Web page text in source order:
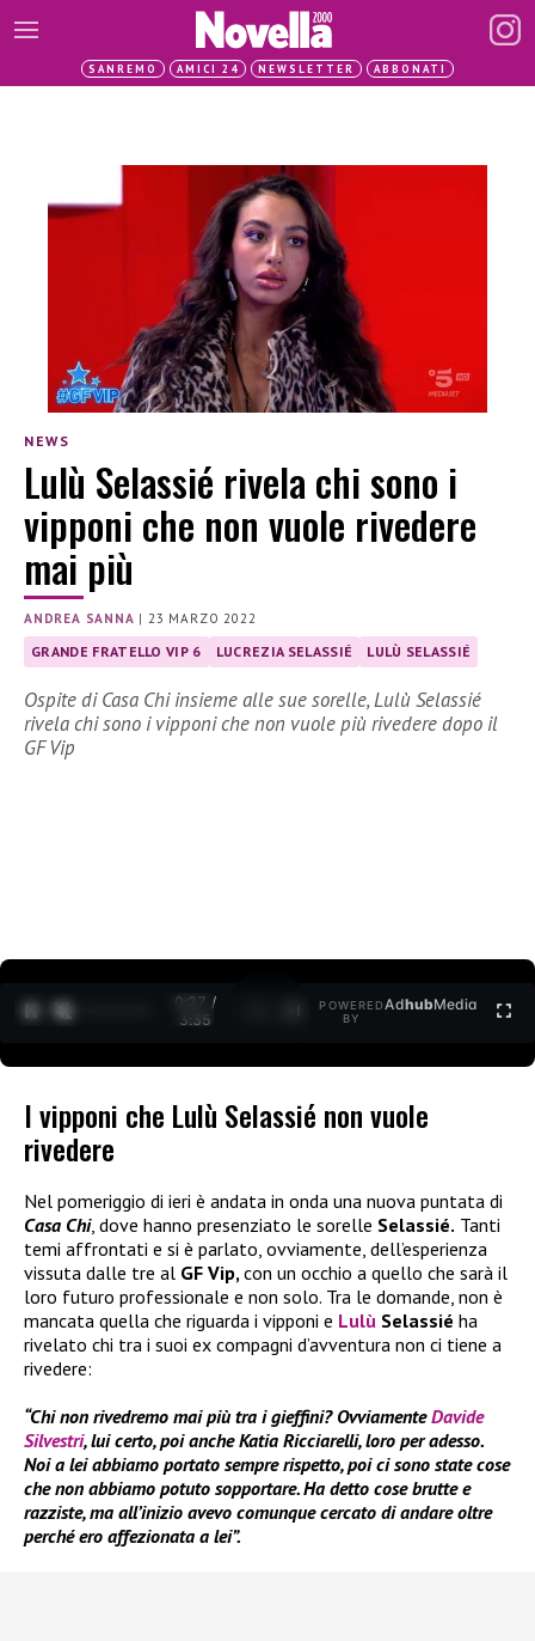
SANREMO AMICI 24 NEWSLETTER ABBONATI
NEWS
Lulù Selassié rivela chi sono i
vipponi che non vuole rivedere
mai più
ANDREA SANNA |23 MARZO 2022
GRANDE FRATELLO VIP 6 LUCREZIA SELASSIÉ LULÙ SELASSIÉ
Ospite di Casa Chi insieme alle sue sorelle, Lulù Selassié
rivela chi sono i vipponi che non vuole più rivedere dopo il
GF Vip
0:27 /
3:35
POWERED
BY
AdhubMedia
I vipponi che Lulù Selassié non vuole
rivedere
Nel pomeriggio di ieri è andata in onda una nuova puntata di
Casa Chi, dove hanno presenziato le sorelle Selassié. Tanti
temi affrontati e si è parlato, ovviamente, dell’esperienza
vissuta dalle tre al GF Vip,con un occhio a quello che sarà il
loro futuro professionale e non solo. Tra le domande, non è
mancata quella che riguarda i vipponi e Lulù Selassié ha
rivelato chi tra i suoi ex compagni d’avventura non ci tiene a
rivedere:
“Chi non rivedremo mai più tra i gieffini? OvviamenteDavide
Silvestri, lui certo, poi anche Katia Ricciarelli, loro per adesso.
Noi a lei abbiamo portato sempre rispetto, poi ci sono state cose
che non abbiamo potuto sopportare. Ha detto cose brutte e
razziste, ma all’inizio avevo comunque cercato di andare oltre
perché ero affezionata a lei”.